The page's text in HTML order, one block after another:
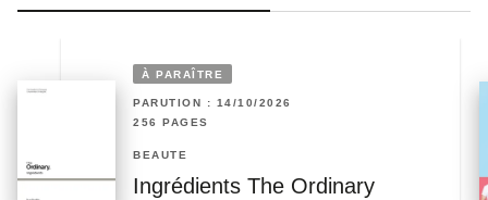
À PARAÎTRE
PARUTION : 14/10/2026
256 PAGES
BEAUTÉ
Ingrédients The Ordinary